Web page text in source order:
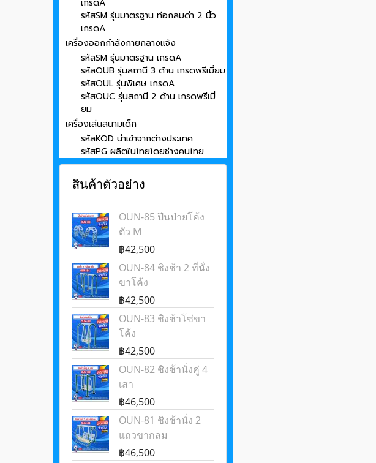
รหัสSM รุ่นมาตรฐาน ท่อกลมดำ 2 นิ้ว
เกรดA
เครื่องออกกำลังกายกลางแจ้ง
รหัสSM รุ่นมาตรฐาน เกรดA
รหัสOUB รุ่นสถานี 3 ด้าน เกรดพรีเมี่ยม
รหัสOUL รุ่นพิเศษ เกรดA
รหัสOUC รุ่นสถานี 2 ด้าน เกรดพรีเมี่
ยม
เครื่องเล่นสนามเด็ก
รหัสKOD นำเข้าจากต่างประเทศ
รหัสPG ผลิตในไทยโดยช่างคนไทย
สินค้าตัวอย่าง
OUN-85 ปีนป่ายโค้ง
ตัว M
฿42,500
OUN-84 ชิงช้า 2 ที่นั่ง
ขาโค้ง
฿42,500
OUN-83 ชิงช้าโซ่ขา
โค้ง
฿42,500
OUN-82 ชิงช้านั่งคู่ 4
เสา
฿46,500
OUN-81 ชิงช้านั่ง 2
แถวขากลม
฿46,500